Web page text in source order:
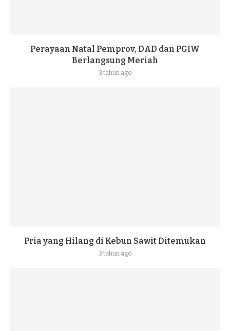
Perayaan Natal Pemprov, DAD dan PGIW
Berlangsung Meriah
3 tahun ago
Pria yang Hilang di Kebun Sawit Ditemukan
3 tahun ago